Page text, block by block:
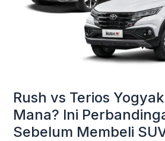
Rush vs Terios
Mana? Ini
Sebelum Membeli
Pilih
Membeli
SUV
Keluarga